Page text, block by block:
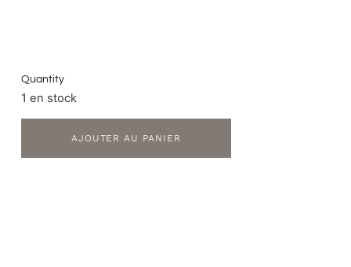
Quantity
1 en stock
AJOUTER AU PANIER